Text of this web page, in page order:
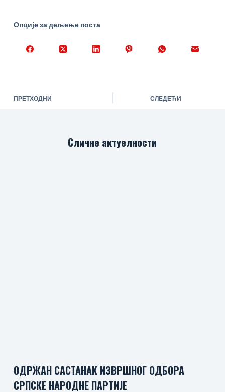
Опције за дељење поста
ПРЕТХОДНИ СЛЕДЕЋИ
Сличне актуелности
ОДРЖАН САСТАНАК ИЗВРШНОГ ОДБОРА
СРПСКЕ НАРОДНЕ ПАРТИЈЕ